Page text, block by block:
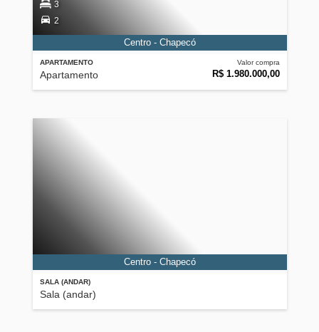
APARTAMENTO
Apartamento
Valor compra
R$ 1.980.000,00
3
2
Centro - Chapecó
SALA (ANDAR)
Sala (andar)
Centro - Chapecó